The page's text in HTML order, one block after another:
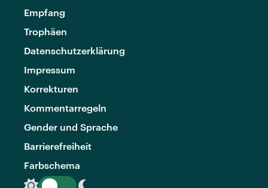
Empfang
Trophäen
Datenschutzerklärung
Impressum
Korrekturen
Kommentarregeln
Gender und Sprache
Barrierefreiheit
Farbschema